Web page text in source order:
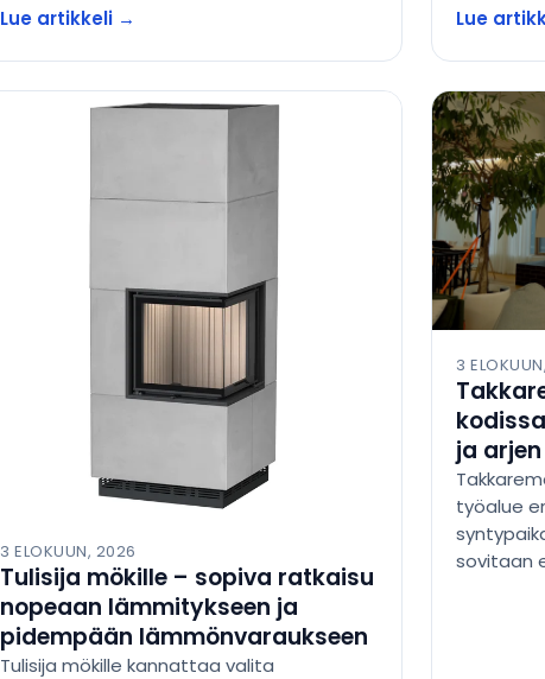
Lue artikkeli → Lue
3 ELOKUUN, 2026
Tulisija mökille – sopiva ratkaisu
nopeaan lämmitykseen ja
pidempään lämmönvaraukseen
Tulisija mökille kannattaa valita
3
ja
työalue
sovitaan